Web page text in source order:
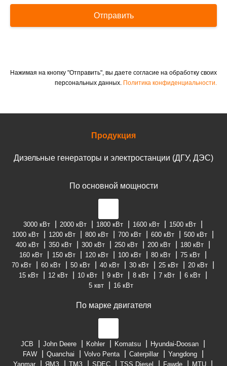
Отправить
Нажимая на кнопку "Отправить", вы даете согласие на обработку своих
персональных данных. Политика конфиденциальности.
Продукция
Дизельные генераторы и электростанции (ДГУ, ДЭС)
По основной мощности
3000 кВт 2000 кВт 1800 кВт 1600 кВт
1500 кВт
1000 кВт
1200 кВт 800 кВт 700 кВт 600 кВт
500 кВт
400 кВт
350 кВт 300 кВт 250 кВт 200 кВт
180 кВт
160 кВт
150 кВт 120 кВт 100 кВт 80 кВт
75 кВт
70 кВт
60 кВт 50 кВт 40 кВт 30 кВт 25 кВт
20 кВт
15 кВт
12 кВт 10 кВт 9 кВт 8 кВт 7 кВт
6 кВт
5 квт
16 кВт
По марке двигателя
JCB John Deere Kohler Komatsu
Hyundai-Doosan
FAW
Quanchai Volvo Penta Caterpillar
Yangdong
Yanmar
ЯМЗ ТМЗ SDEC TSS Diesel Fawde
MTU